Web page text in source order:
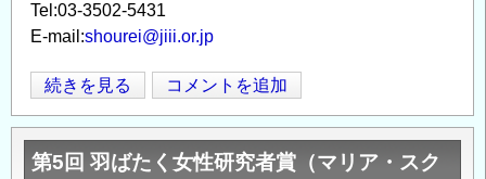
Tel:03-3502-5431
E-mail:shourei@jiii.or.jp
(公
社)
発
明
続きを見る コメントを追加
第5回 羽ばたく女性研究者賞（マリア・スク